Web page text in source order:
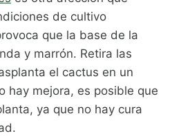
de cultivo
que la base de la
y marrón. Retira las
el cactus en un
hay mejora, es posible que
ya que no hay cura